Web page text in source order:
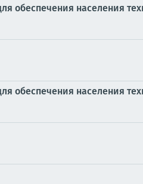
обеспечения населения
обеспечения населения